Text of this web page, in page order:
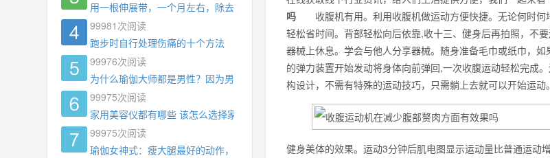
吗 收腹机有用。利用收腹机做运动方便快捷。无论何时何
轻松省时间。背部轻松向后依靠,收十三、健身后再拍照，不
器械上休息。学会与他人分享器械。随身准备毛巾或纸巾，
的弹力装置开始发动将身体向前弹回,一次收腹运动轻松完
构设计，不需有特殊的运动技巧，只需躺上去就可以开始运
健身美体的效果。运动3分钟后肌电图显示运动量比普通运
用一根伸展带，一个月左右，除去了手臂拜拜肉，背也变薄了
99981 次阅读
跑步时自行处理伤痛的十个方法
99976次阅读
为什么瑜伽大师都是男性？因为男权，让女性失去同等的机会
99975次阅读
家用美容仪都有哪些 该怎么选择家用美容仪
99975次阅读
瑜伽女神式：瘦大腿最好的动作，没有之一，为什么你练了没效果？